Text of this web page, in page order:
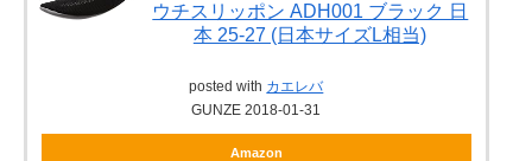
ウチスリッポン ADH001 ブラック 日
本 25-27 (日本サイズL相当)
posted with カエレバ
GUNZE 2018-01-31
Amazon